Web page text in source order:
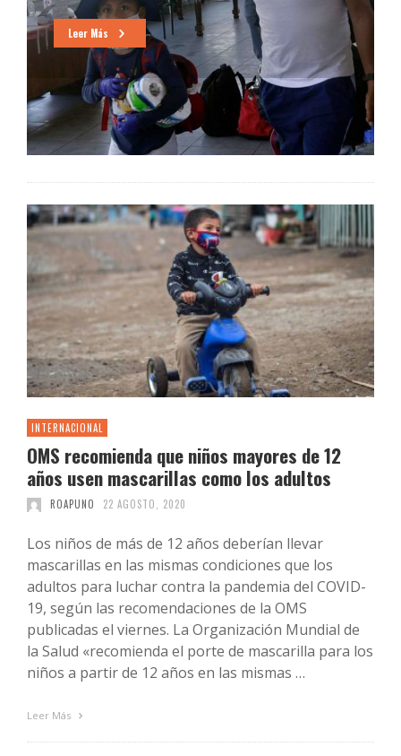
Leer Más
INTERNACIONAL
OMS recomienda que niños mayores de 12
años usen mascarillas como los adultos
ROAPUNO 22 AGOSTO, 2020
Los niños de más de 12 años deberían llevar
mascarillas en las mismas condiciones que los
adultos para luchar contra la pandemia del COVID-
19, según las recomendaciones de la OMS
publicadas el viernes. La Organización Mundial de
la Salud «recomienda el porte de mascarilla para los
niños a partir de 12 años en las mismas …
Leer Más